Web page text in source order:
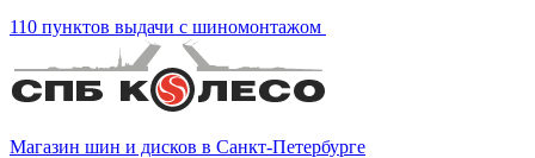
110 пунктов выдачи с шиномонтажом
Магазин шин и дисков в Санкт-Петербурге